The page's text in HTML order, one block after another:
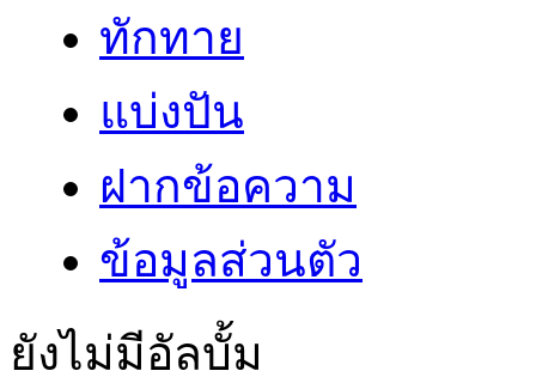
ทักทาย
แบ่งปัน
ฝากข้อความ
ข้อมูลส่วนตัว
ยังไม่มีอัลบั้ม